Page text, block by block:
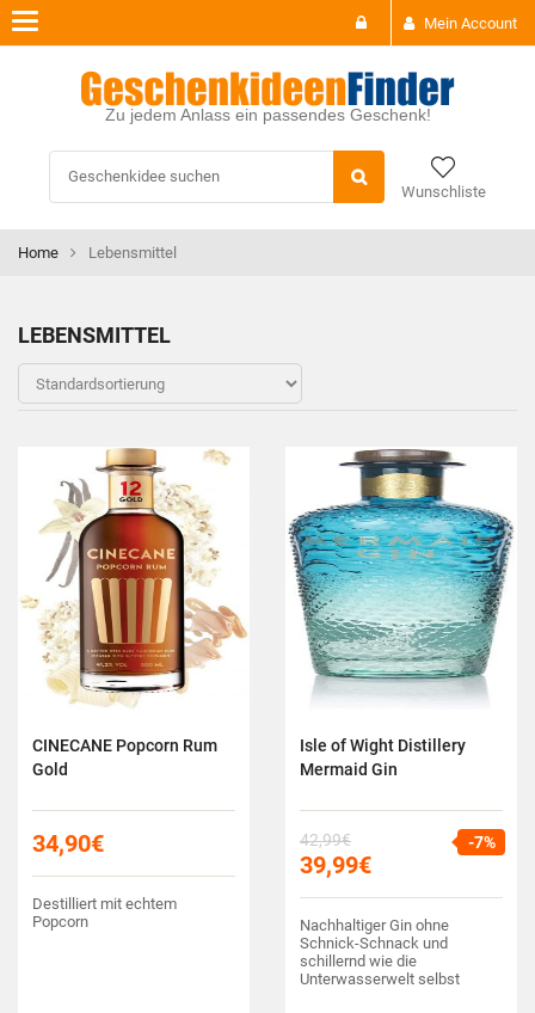
Mein Account
Zu jedem Anlass ein passendes Geschenk!
Wunschliste
Toggle
navigation
Home Lebensmittel
LEBENSMITTEL
CINECANE Popcorn Rum
Gold
34,90€
Destilliert mit echtem
Popcorn
Isle of Wight Distillery
Mermaid Gin
42,99€
39,99€
Nachhaltiger Gin ohne
Schnick-Schnack und
schillernd wie die
Unterwasserwelt selbst
-7%